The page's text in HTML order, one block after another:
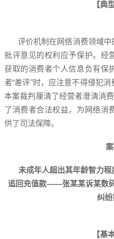
【典
评价机制在网络消费领域
批评意见的权利应予保护。经
获取的消费者个人信息负有保
者“差评”时，应注意不得侵犯
本案裁判厘清了经营者澄清消
了消费者合法权益，为网络消
供了司法保障。
未成年人超出其年龄智力
追回充值款——张某某诉某数
纠纷
【基